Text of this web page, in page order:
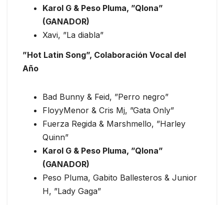
Karol G & Peso Pluma, ”Qlona”
(GANADOR)
Xavi, ”La diabla”
”Hot Latin Song”, Colaboración Vocal del
Año
Bad Bunny & Feid, ”Perro negro”
FloyyMenor & Cris Mj, ”Gata Only”
Fuerza Regida & Marshmello, ”Harley
Quinn”
Karol G & Peso Pluma, ”Qlona”
(GANADOR)
Peso Pluma, Gabito Ballesteros & Junior
H, ”Lady Gaga”